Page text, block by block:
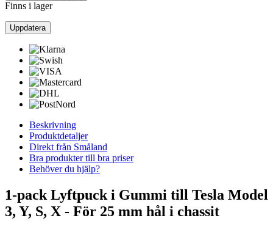
Finns i lager
Beskrivning
Produktdetaljer
Direkt från Småland
Bra produkter till bra priser
Behöver du hjälp?
1-pack Lyftpuck i Gummi till Tesla Model
3, Y, S, X - För 25 mm hål i chassit